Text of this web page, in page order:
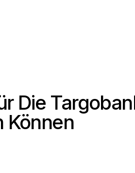
Die
Können